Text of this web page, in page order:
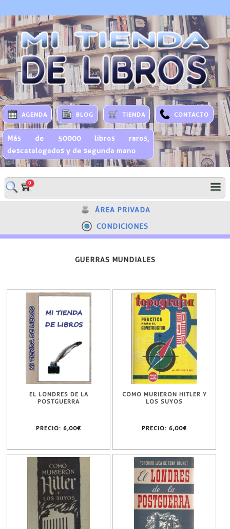
AGENDA BLOG TIENDA CONTACTO
Más de 50000 libros raros,
descatalogados y de segunda mano
0
ÁREA PRIVADA
CONDICIONES
GUERRAS MUNDIALES
EL LONDRES DE LA
POSTGUERRA
PRECIO: 6,00€
COMO MURIERON HITLER Y
LOS SUYOS
PRECIO: 6,00€